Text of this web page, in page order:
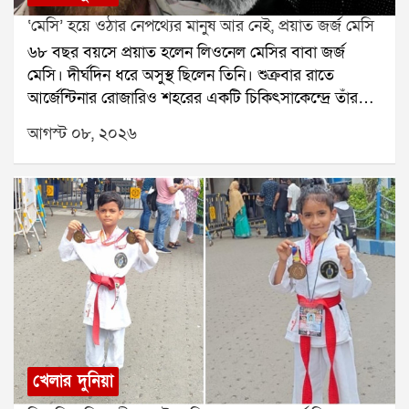
‘মেসি’ হয়ে ওঠার নেপথ্যের মানুষ আর নেই, প্রয়াত জর্জ মেসি
৬৮ বছর বয়সে প্রয়াত হলেন লিওনেল মেসির বাবা জর্জ
মেসি। দীর্ঘদিন ধরে অসুস্থ ছিলেন তিনি। শুক্রবার রাতে
আর্জেন্টিনার রোজারিও শহরের একটি চিকিৎসাকেন্দ্রে তাঁর
মৃত্যু হয়েছে বলে মেসির পরিবারের তরফে নিশ্চিত করা
হয়েছে। তাঁর মৃত্যুতে শোকের ছায়া নেমে এসেছে ফুটবল
মহলেজর্জ মেসি শুধু লিওনেল মেসির বাবা ছিলেন না, ছেলের
দীর্ঘদিনের এজেন্ট ও পরামর্শদাতাও ছিলেন। মেসির
ফুটবলজীবনের শুরু থেকে তাঁর পাশে ছিলেন জর্জ। ছেলের
প্রতিভার উপর আস্থা রেখে ছোটবেলা থেকেই তাঁকে এগিয়ে
নিয়ে যাওয়ার ক্ষেত্রে গুরুত্বপূর্ণ ভূমিকা নিয়েছিলেন তিনি।
রোজারিওতেই ছোটবেলায় ফুটবলের হাতেখড়ি হয়েছিল
মেসির। নিউওয়েলস ওল্ড বয়েজের যুব দলে খেলার সময় তাঁর
প্রতিভা নজর কাড়ে। শারীরিক বৃদ্ধির জন্য হরমোনের
চিকিৎসার প্রয়োজন ছিল মেসির। সেই পরিস্থিতিতে ছেলের
ভবিষ্যতের কথা ভেবে জর্জই তাঁকে নিয়ে স্পেনে যাওয়ার
সিদ্ধান্ত নেন। পরে বার্সেলোনায় মেসির ফুটবলজীবনের নতুন
আগস্ট ০৮, ২০২৬
খেলার দুনিয়া